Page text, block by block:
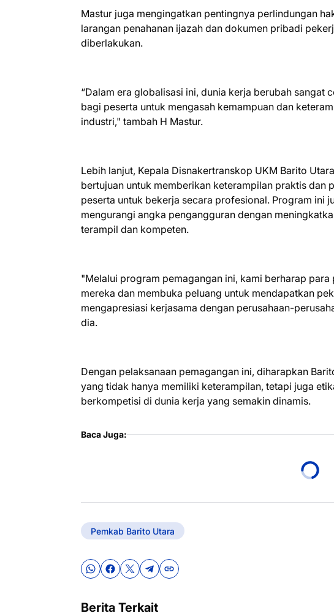
Mastur juga mengingatkan pentingnya perlindungan
larangan penahanan ijazah dan dokumen pribadi
diberlakukan.
“Dalam era globalisasi ini, dunia kerja berubah sangat
bagi peserta untuk mengasah kemampuan dan
industri," tambah H Mastur.
Lebih lanjut, Kepala Disnakertranskop UKM Barito
bertujuan untuk memberikan keterampilan praktis dan
peserta untuk bekerja secara profesional. Program ini
mengurangi angka pengangguran dengan
terampil dan kompeten.
"Melalui program pemagangan ini, kami berharap
mereka dan membuka peluang untuk mendapatkan
mengapresiasi kerjasama dengan perusahaan-
dia.
Dengan pelaksanaan pemagangan ini, diharapkan
yang tidak hanya memiliki keterampilan, tetapi juga
berkompetisi di dunia kerja yang semakin dinamis.
Baca Juga:
Pemkab Barito Utara
Berita Terkait